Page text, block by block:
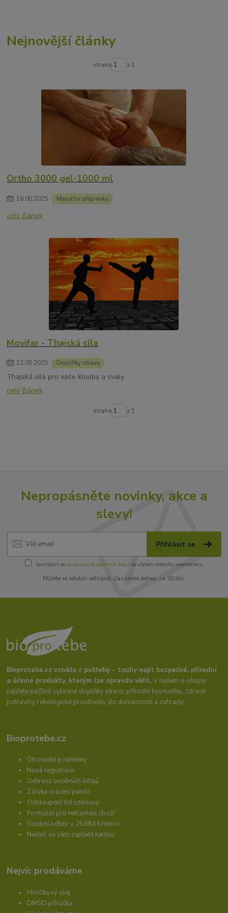
Nejnovější články
strana z 1
Ortho 3000 gel-1000 ml
16.05.2025 Masážní přípravky
celý článek
Movifar - Thajská síla
12.05.2025 Doplňky stravy
Thajská síla pro vaše klouby a svaly
celý článek
strana z 1
Nepropásněte novinky, akce a
slevy!
Přihlásit se
Souhlasím se zpracováním osobních údajůza účelem rozesílky newsletteru.
Můžete se kdykoli odhlásit. Zasíláme jednou za 30 dní.
Bioprotebe.cz vzniklo z potřeby – touhy najít bezpečné, přírodní
a účinné produkty, kterým lze opravdu věřit.V našem e-shopu
najdete pečlivě vybrané doplňky stravy, přírodní kosmetiku, zdravé
potraviny i ekologické prostředky do domácnosti a zahrady.
Bioprotebe.cz
Obchodní podmínky
Nová registrace
Ochrana osobních údajů
Záruka vrácení peněz
Odstoupení od smlouvy
Formulář pro reklamaci zboží
Osobní odběr v 25084 Křenice
Nedaří se vám zaplatit kartou
Nejvíc prodáváme
Hořčíkový olej
DMSO příručka